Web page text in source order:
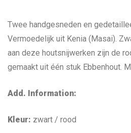
Twee handgesneden en
Vermoedelijk uit Kenia (Masai).
aan deze houtsnijwerken zijn de
gemaakt uit één stuk Ebbenhout.
Add. Information:
Kleur: zwart / rood